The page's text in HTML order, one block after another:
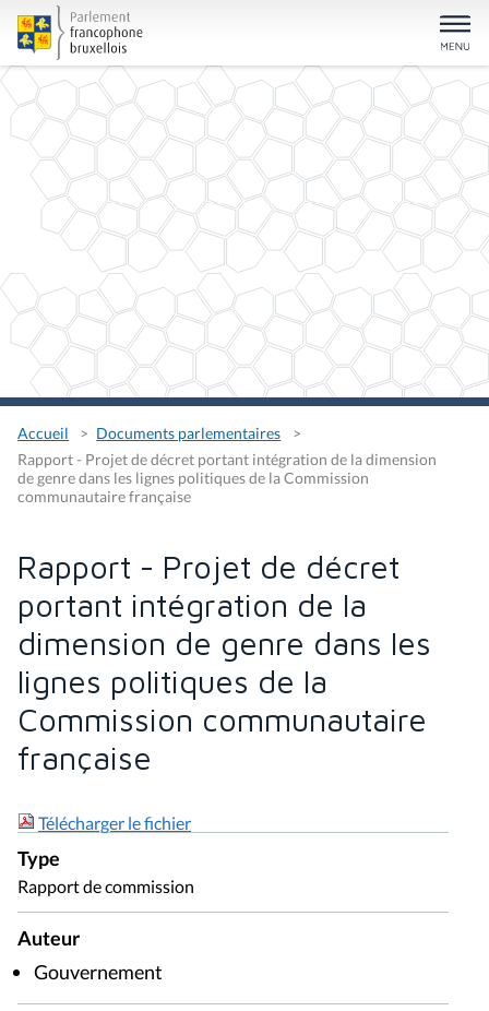
Accueil
Documents parlementaires
Rapport - Projet de décret portant intégration de la dimension
de genre dans les lignes politiques de la Commission
communautaire française
Rapport - Projet de décret
portant intégration de la
dimension de genre dans les
lignes politiques de la
Commission communautaire
française
Télécharger le fichier
Type
Rapport de commission
Auteur
Gouvernement